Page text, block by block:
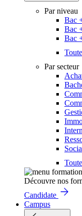
Par niveau
Bac
Bac
Bac
Par secteur
Découvre nos
Candidate
Campus